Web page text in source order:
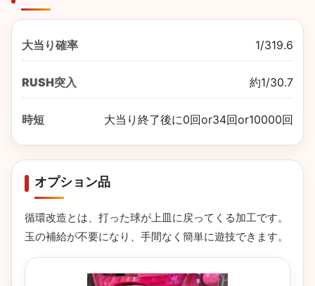
大当り確率 1/319.6
RUSH突入 約1/30.7
時短 大当り終了後に0回or34回or10000回
オプション品
循環改造とは、打った球が上皿に戻ってくる加工です。
玉の補給が不要になり、手間なく簡単に遊技できます。